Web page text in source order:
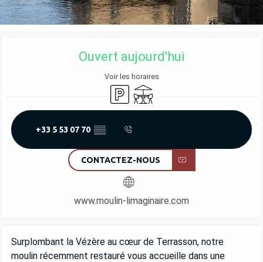
OUVERTURE ET COORDONNÉES
Ouvert aujourd'hui
Voir les horaires
ParkingTerrasse
+33 5 53 07 70 ▒▒
CONTACTEZ-NOUS
www.moulin-limaginaire.com
DESCRIPTION
Surplombant la Vézère au cœur de Terrasson, notre
moulin récemment restauré vous accueille dans une